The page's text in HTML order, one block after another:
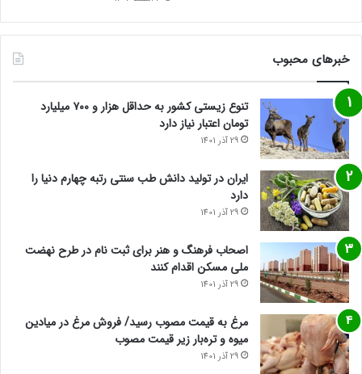
خبرهای محبوب
تنوع زیستی کشور به حداقل هزار و ۷۰۰ میلیارد
تومان اعتبار نیاز دارد
29 آذر 1401
ایران در تولید دانش طب سنتی رتبه چهارم دنیا را
دارد
29 آذر 1401
اصحاب فرهنگ و هنر برای ثبت نام در طرح نهضت
ملی مسکن اقدام کنند
29 آذر 1401
مرغ به قیمت مصوب رسید/ فروش مرغ در میادین
میوه و تره‌بار زیر قیمت مصوب
29 آذر 1401